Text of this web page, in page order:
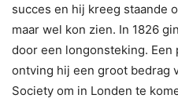
succes en hij kreeg staande
maar wel kon zien. In 1826
door een longonsteking. Een
ontving hij een groot bedrag
Society om in Londen te